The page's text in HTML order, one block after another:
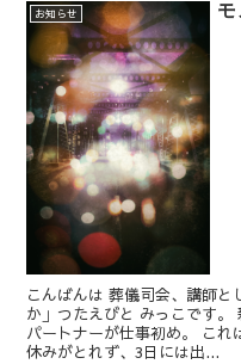
お知らせ
こんばんは 葬儀司会、講師と
か」つたえびと みっこです。
パートナーが仕事初め。 これ
休みがとれず、3日には出...